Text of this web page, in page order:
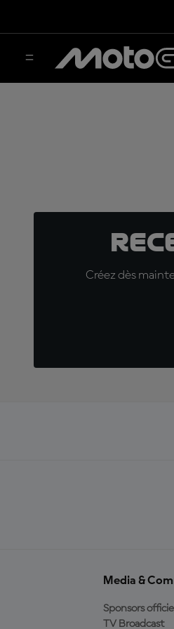
Créez dès
Media &
Sponsors
TV Broadcast